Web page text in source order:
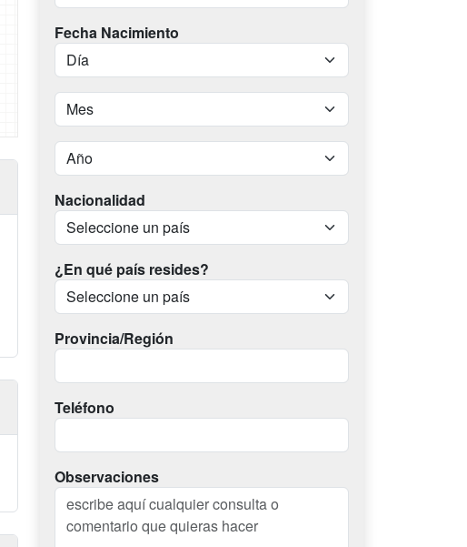
Fecha Nacimiento
Nacionalidad
¿En qué país resides?
Provincia/Región
Teléfono
Observaciones